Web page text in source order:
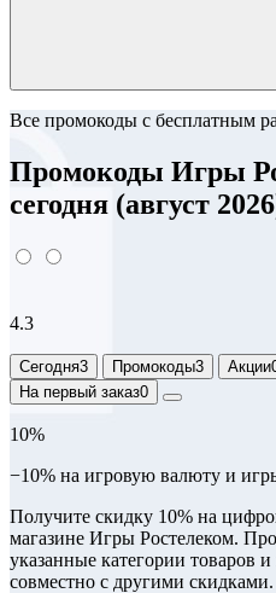
Все промокоды с бесплатным
Промокоды Игры
сегодня (август
4.3
Сегодня3 Промокоды3 Акции
На первый заказ0
10%
−10% на игровую валюту и
Получите скидку 10% на
магазине Игры Ростелеком.
указанные категории товаров
совместно с другими скидками.